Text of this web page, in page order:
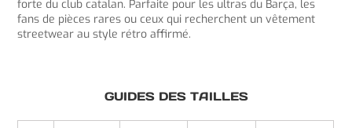
forte du club catalan. Parfaite pour les ultras du Barça, les
fans de pièces rares ou ceux qui recherchent un vêtement
streetwear au style rétro affirmé.
GUIDES DES TAILLES